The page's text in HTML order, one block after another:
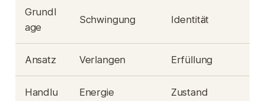
Grundl
age
Schwingung Identität
Ansatz Verlangen Erfüllung
Handlu
Energie
Zustand